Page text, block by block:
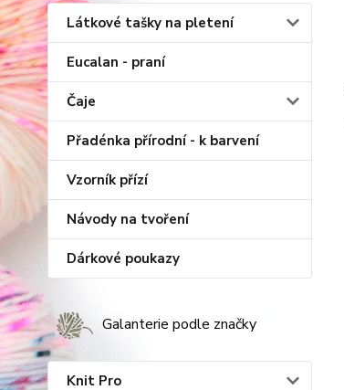
Látkové tašky na pletení
Eucalan - praní
Čaje
Přadénka přírodní - k barvení
Vzorník přízí
Návody na tvoření
Dárkové poukazy
Galanterie podle značky
Knit Pro